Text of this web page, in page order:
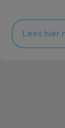
Lees hier